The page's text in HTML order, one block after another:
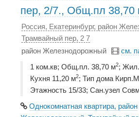
пер, 2/7., Общ.пл 38,70
Россия, Екатеринбург, район
Трамвайный пер, 2 7
район Железнодорожный
см.
1 ком.кв; Общ.пл. 38,70 м2;
Кухня 11,20 м2; Тип дома
Этажность 15/33; Сан.узел
Однокомнатная квартира, район